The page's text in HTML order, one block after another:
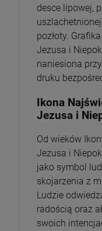
desce lipowej,
pozłoty.
Jezusa i
naniesiona
druku
Ikona
Jezusa i
Od wieków
Jezusa i
jako symbol
skojarzenia z
Ludzie
radością oraz
swoich